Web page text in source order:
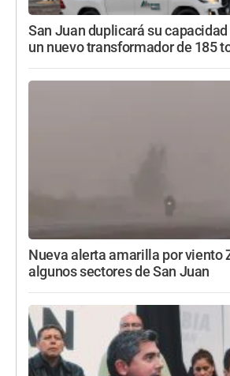
San Juan duplicará su
un nuevo transformador de 185
Nueva alerta amarilla por viento
algunos sectores de San Juan